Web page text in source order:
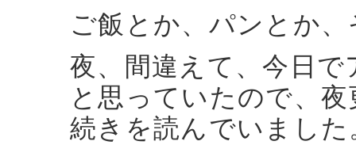
ご飯とか、パンとか
夜、間違えて、今日
と思っていたので、
続きを読んでいました